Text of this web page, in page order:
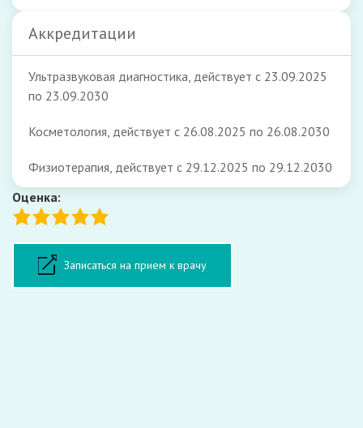
Аккредитации
Ультразвуковая диагностика, действует с 23.09.2025
по 23.09.2030
Косметология, действует с 26.08.2025 по 26.08.2030
Физиотерапия, действует с 29.12.2025 по 29.12.2030
Оценка:
Записаться на прием к врачу
Форма записи на прием